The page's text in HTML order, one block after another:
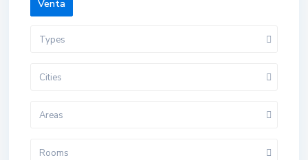
Venta
Types
Cities
Areas
Rooms